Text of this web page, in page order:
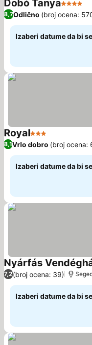
Dobó Tanya4
8,7Odlično (broj ocena:
Izaberi datume da bi
Royal3 Zvezdice
8,1Vrlo dobro (broj ocena:
Izaberi datume da bi
Nyárfás
7,2(broj ocena: 39)
Izaberi datume da bi